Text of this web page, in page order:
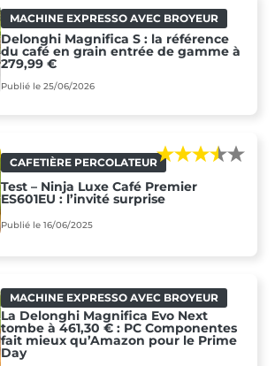
MACHINE EXPRESSO AVEC BROYEUR
Delonghi Magnifica S : la référence
du café en grain entrée de gamme à
279,99 €
Publié le 25/06/2026
CAFETIÈRE PERCOLATEUR
Test – Ninja Luxe Café Premier
ES601EU : l’invité surprise
Publié le 16/06/2025
MACHINE EXPRESSO AVEC BROYEUR
La Delonghi Magnifica Evo Next
tombe à 461,30 € : PC Componentes
fait mieux qu’Amazon pour le Prime
Day